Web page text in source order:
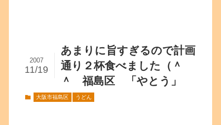
あまりに旨すぎるので計画
通り２杯食べました（＾
＾ 福島区 「やとう」
2007
11/19
大阪市福島区 うどん